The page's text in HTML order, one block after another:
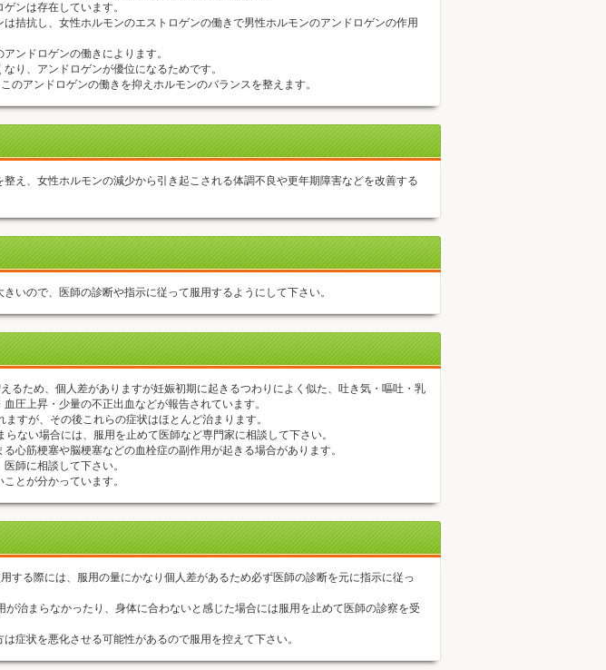
ンは存在しています。
拮抗し、女性ホルモンのエストロゲンの働きで男性ホルモンのアンドロゲンの作用
ンドロゲンの働きによります。
り、アンドロゲンが優位になるためです。
のアンドロゲンの働きを抑えホルモンのバランスを整えます。
え、女性ホルモンの減少から引き起こされる体調不良や更年期障害などを改善する
いので、医師の診断や指示に従って服用するようにして下さい。
るため、個人差がありますが妊娠初期に起きるつわりによく似た、吐き気・嘔吐・乳
圧上昇・少量の不正出血などが報告されています。
すが、その後これらの症状はほとんど治まります。
ない場合には、服用を止めて医師など専門家に相談して下さい。
心筋梗塞や脳梗塞などの血栓症の副作用が起きる場合があります。
師に相談して下さい。
とが分かっています。
する際には、服用の量にかなり個人差があるため必ず医師の診断を元に指示に従っ
治まらなかったり、身体に合わないと感じた場合には服用を止めて医師の診察を受
症状を悪化させる可能性があるので服用を控えて下さい。